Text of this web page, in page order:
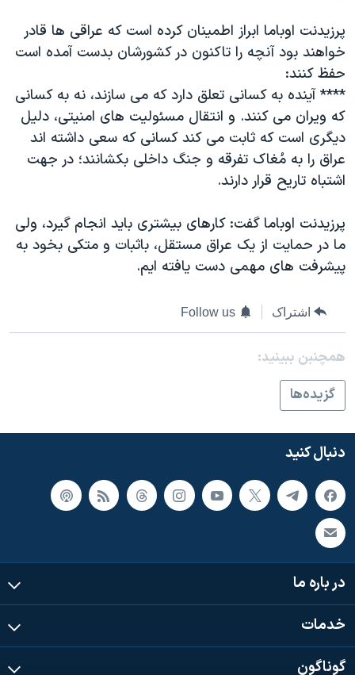
پرزیدنت اوباما ابراز اطمینان کرده است که عراقی ها قادر
خواهند بود آنچه را تاکنون در کشورشان بدست آمده است
حفظ کنند:
**** آینده به کسانی تعلق دارد که می سازند، نه به کسانی
که ویران می کنند. و انتقال مسئولیت های امنیتی، دلیل
دیگری است که ثابت می کند کسانی که سعی داشته اند
عراق را به مُغاک تفرقه و جنگ داخلی بکشانند؛ در جهت
اشتباه تاریح قرار دارند.
پرزیدنت اوباما گفت: کارهای بیشتری باید انجام گیرد، ولی
ما در حمایت از یک عراق مستقل، باثبات و متکی بخود به
پیشرفت های مهمی دست یافته ایم.
اشتراک Follow us
همچنبن ببینید:
گزيده‌ها
دنبال کنید
در باره ما
خدمات
گوناگون